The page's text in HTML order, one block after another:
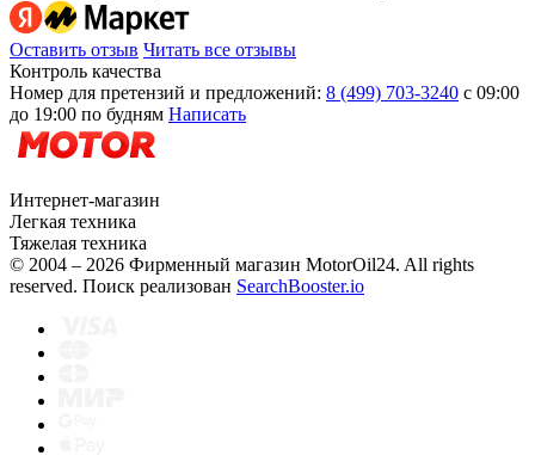
Оставить отзыв Читать все отзывы
Контроль качества
Номер для претензий и предложений: 8 (499) 703-3240 с 09:00
до 19:00 по будням Написать
Интернет-магазин
Легкая техника
Тяжелая техника
© 2004 – 2026 Фирменный магазин MotorOil24. All rights
reserved. Поиск реализован SearchBooster.io